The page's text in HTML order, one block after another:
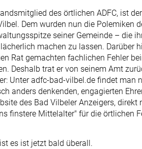
des örtlichen ADFC, ist
Dem wurden nun die Polemiken
seiner Gemeinde – die
machen zu lassen. Darüber
Rat gemachten fachlichen Fehler
Deshalb trat er von seinem Amt
Unter adfc-bad-vilbel.de findet man
anders denken­den, engagierten
des Bad Vilbeler Anzeigers, direkt
finstere Mittelalter" für die örtlichen
es ist jetzt bald überall.